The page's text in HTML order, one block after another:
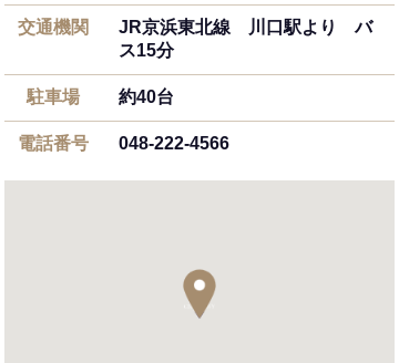
交通機関
JR京浜東北線 川口駅より バ
ス15分
駐車場 約40台
電話番号 048-222-4566